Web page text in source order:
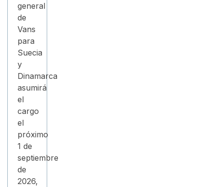
general
de
Vans
para
Suecia
y
Dinamarca
asumirá
el
cargo
el
próximo
1 de
septiembre
de
2026,